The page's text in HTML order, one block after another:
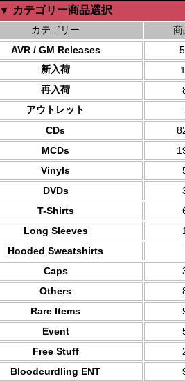
▼ カテゴリー商品選択
カテゴリー
商
AVR / GM Releases
新入荷
再入荷
アウトレット
CDs
MCDs
Vinyls
DVDs
T-Shirts
Long Sleeves
Hooded Sweatshirts
Caps
Others
Rare Items
Event
Free Stuff
Bloodcurdling ENT